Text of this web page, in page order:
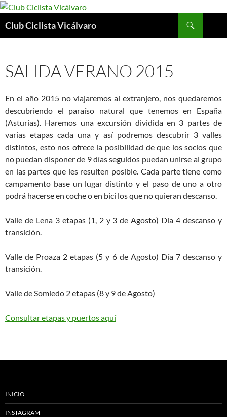
Saltar
contenido
Club Ciclista Vicálvaro
SALIDA VERANO 2015
En el año 2015 no viajaremos al extranjero, nos quedaremos
descubriendo el paraíso natural que tenemos en España
(Asturias). Haremos una excursión dividida en 3 partes de
varias etapas cada una y así podremos descubrir 3 valles
distintos, esto nos ofrece la posibilidad de que los socios que
no puedan disponer de 9 días seguidos puedan unirse al grupo
en las partes que les resulten posible. Cada parte tiene como
campamento base un lugar distinto y el paso de uno a otro
podrá hacerse en coche o en bici los que no quieran descanso.
Valle de Lena 3 etapas (1, 2 y 3 de Agosto) Día 4 descanso y
transición.
Valle de Proaza 2 etapas (5 y 6 de Agosto) Día 7 descanso y
transición.
Valle de Somiedo 2 etapas (8 y 9 de Agosto)
Consultar etapas y puertos aquí
INICIO
INSTAGRAM